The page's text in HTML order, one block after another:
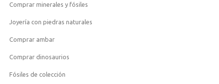
Comprar minerales y fósiles
Joyería con piedras naturales
Comprar ambar
Comprar dinosaurios
Fósiles de colección